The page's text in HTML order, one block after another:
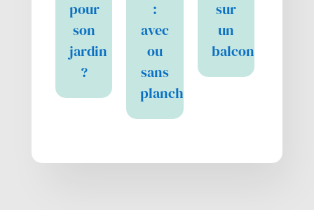
pour
son
jardin
?
:
avec
ou
sans
plancher…
sur
un
balcon